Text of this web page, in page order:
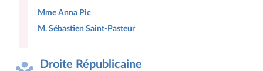
Mme Anna Pic
M. Sébastien Saint-Pasteur
Droite Républicaine